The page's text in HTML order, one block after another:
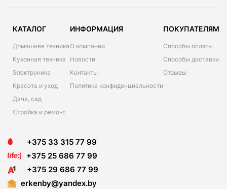
КАТАЛОГ
Домашняя техника
Кухонная техника
Электроника
Красота и уход
Дача, сад
Стройка и ремонт
ИНФОРМАЦИЯ
О компании
Новости
Контакты
Политика конфиденциальности
ПОКУПАТЕЛЯМ
Способы оплаты
Способы доставки
Отзывы
+375 33 315 77 99
+375 25 686 77 99
+375 29 686 77 99
erkenby@yandex.by